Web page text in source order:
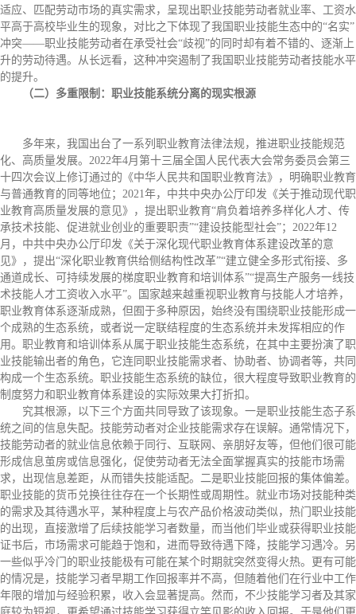
适应、匹配劳动市场的真实需求，呈现出职业技能劳动者就业率、工资水
平高于高校毕业生的现象，对比之下体现了我国职业技能生态中的“名实”
冲突——职业技能劳动者在承受社会“歧视”的同时却有着不错的、逐渐上
升的劳动待遇。从长远看，这种冲突遏制了我国职业技能劳动者技能水平
的提升。
（二）多重限制：职业技能系统分离的现实根源
多年来，我国出台了一系列职业教育法律法规，推进职业技能规范
化、高质量发展。2022年4月第十三届全国人民代表大会常务委员会第三
十四次会议上修订通过的《中华人民共和国职业教育法》，明确职业教育
与普通教育的同等地位；2021年，中共中央办公厅印发《关于推动现代职
业教育高质量发展的意见》，提出职业教育“肩负着培养多样化人才、传
承技术技能、促进就业创业的重要职责”“建设技能型社会”；2022年12
月，中共中央办公厅印发《关于深化现代职业教育体系建设改革的意
见》，提出“深化职业教育供给侧结构性改革”“建立健全多形式衔接、多
通道成长、可持续发展的梯度职业教育和培训体系”“提高生产服务一线技
术技能人才工资收入水平”。国家越来越重视职业教育与技能人才培养，
职业教育体系逐渐成熟，但囿于多种原因，始终没有围绕职业技能形成一
个成熟的生态系统，或者说一定联结程度的生态系统并未发挥相应的作
用。职业教育和培训体系从属于职业技能生态系统，在其中主要扮演了职
业技能输出者的角色，它连同职业技能需求者、协助者、协调者等，共同
构成一个生态系统。职业技能生态系统的缺位，很大程度导致职业教育的
制度努力和职业教育体系建设的实际效果大打折扣。
究其根源，以下三个方面共同导致了该现象。一是职业技能生态子系
统之间的信息失配。技能劳动者对企业技能需求存在误解。通常情况下，
技能劳动者的就业信息依赖于同行、互联网、亲朋好友等，但他们很可能
形成信息茧房或信息强化，促使劳动者无法全面掌握真实的技能市场需
求，出现信息差距，从而错失技能适配。二是职业技能回报的集体偏差。
职业技能的货币兑换往往存在一个长期性或周期性。就业市场对技能种类
的需求及其待遇水平，某种程度上与农产品价格波动类似，热门职业技能
的出现，直接激增了后续技能学习者数量，而当他们毕业或获得职业技能
证书后，市场需求可能趋于饱和，进而导致待遇下降，技能学习遇冷。另
一些似乎冷门的职业技能极有可能在某个时期就突然变得火热。更有可能
的情况是，技能学习者早期工作回报率并不高，但随着他们在行业中工作
年限的增加与经验积累，收入会显著提高。然而，不少技能学习者及其家